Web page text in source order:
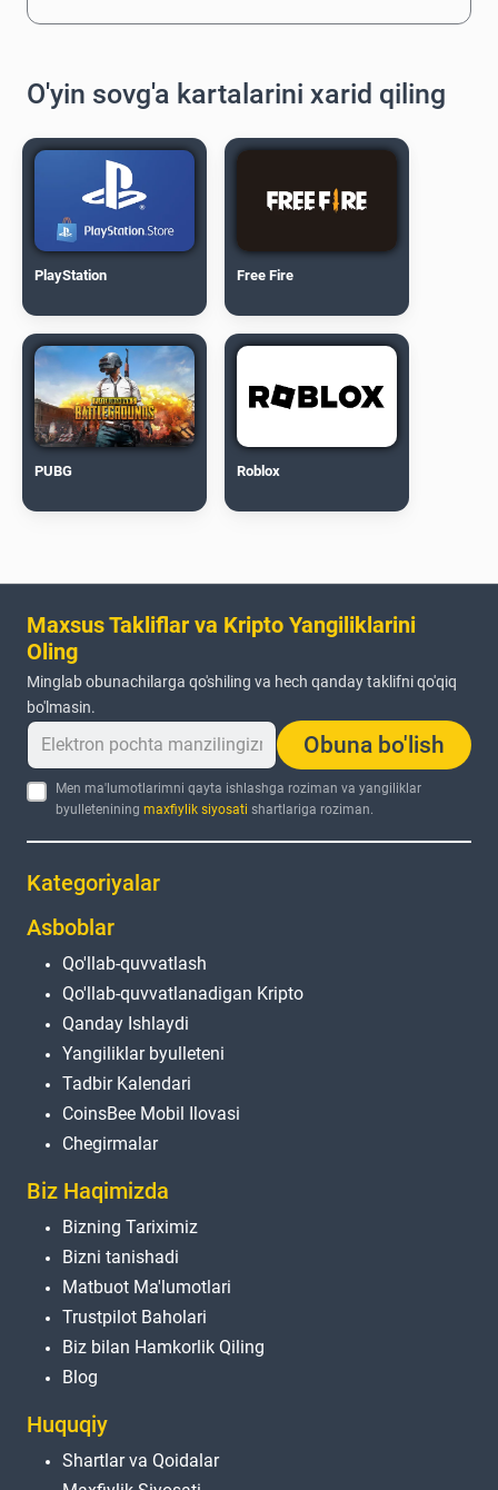
O'yin sovg'a kartalarini xarid qiling
PlayStation Free Fire
PUBG Roblox
Maxsus Takliflar va Kripto Yangiliklarini
Oling
Minglab obunachilarga qo'shiling va hech qanday taklifni qo'qiq
bo'lmasin.
Obuna bo'lish
Men ma'lumotlarimni qayta ishlashga roziman va yangiliklar
byulleteniningmaxfiylik siyosati shartlariga roziman.
Kategoriyalar
Asboblar
Qo'llab-quvvatlash
Qo'llab-quvvatlanadigan Kripto
Qanday Ishlaydi
Yangiliklar byulleteni
Tadbir Kalendari
CoinsBee Mobil Ilovasi
Chegirmalar
Biz Haqimizda
Bizning Tariximiz
Bizni tanishadi
Matbuot Ma'lumotlari
Trustpilot Baholari
Biz bilan Hamkorlik Qiling
Blog
Huquqiy
Shartlar va Qoidalar